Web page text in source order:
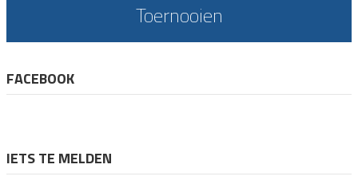
Toernooien
FACEBOOK
IETS TE MELDEN